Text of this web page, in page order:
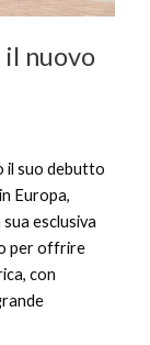
nuovo
il suo debutto
Europa,
esclusiva
per offrire
con